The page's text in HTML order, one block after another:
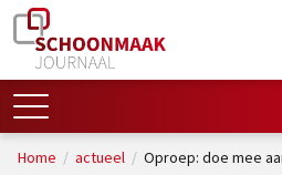
Home / actueel/ Oproep: doe mee